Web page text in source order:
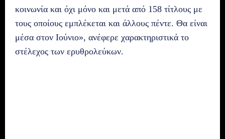
κοινωνία και όχι μόνο και μετά από 158 τίτλους με
τους οποίους εμπλέκεται και άλλους πέντε. Θα είναι
μέσα στον Ιούνιο», ανέφερε χαρακτηριστικά το
στέλεχος των ερυθρολεύκων.